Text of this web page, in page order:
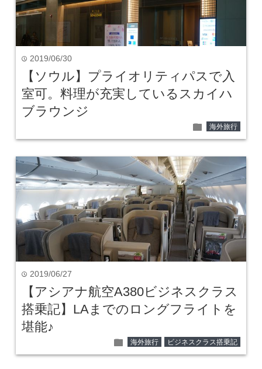
time 2019/06/30
【ソウル】プライオリティパスで入
室可。料理が充実しているスカイハ
ブラウンジ
folder 海外旅行
time 2019/06/27
【アシアナ航空A380ビジネスクラス
搭乗記】LAまでのロングフライトを
堪能♪
folder 海外旅行 ビジネスクラス搭乗記